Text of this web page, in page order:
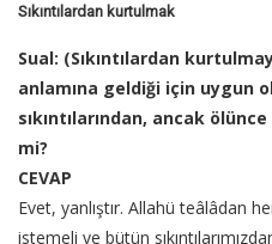
Sıkıntılardan kurtulmak
Sual: (Sıkıntılardan
anlamına geldiği için uygun
sıkıntılarından, ancak
mi?
CEVAP
Evet, yanlıştır. Allahü teâlâdan
istemeli ve bütün